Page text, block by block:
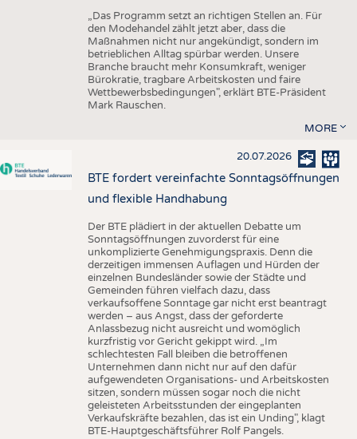
„Das Programm setzt an richtigen Stellen an. Für
den Modehandel zählt jetzt aber, dass die
Maßnahmen nicht nur angekündigt, sondern im
betrieblichen Alltag spürbar werden. Unsere
Branche braucht mehr Konsumkraft, weniger
Bürokratie, tragbare Arbeitskosten und faire
Wettbewerbsbedingungen", erklärt BTE-Präsident
Mark Rauschen.
MORE
20.07.2026
BTE fordert vereinfachte Sonntagsöffnungen
und flexible Handhabung
Der BTE plädiert in der aktuellen Debatte um
Sonntagsöffnungen zuvorderst für eine
unkomplizierte Genehmigungspraxis. Denn die
derzeitigen immensen Auflagen und Hürden der
einzelnen Bundesländer sowie der Städte und
Gemeinden führen vielfach dazu, dass
verkaufsoffene Sonntage gar nicht erst beantragt
werden – aus Angst, dass der geforderte
Anlassbezug nicht ausreicht und womöglich
kurzfristig vor Gericht gekippt wird. „Im
schlechtesten Fall bleiben die betroffenen
Unternehmen dann nicht nur auf den dafür
aufgewendeten Organisations- und Arbeitskosten
sitzen, sondern müssen sogar noch die nicht
geleisteten Arbeitsstunden der eingeplanten
Verkaufskräfte bezahlen, das ist ein Unding", klagt
BTE-Hauptgeschäftsführer Rolf Pangels.